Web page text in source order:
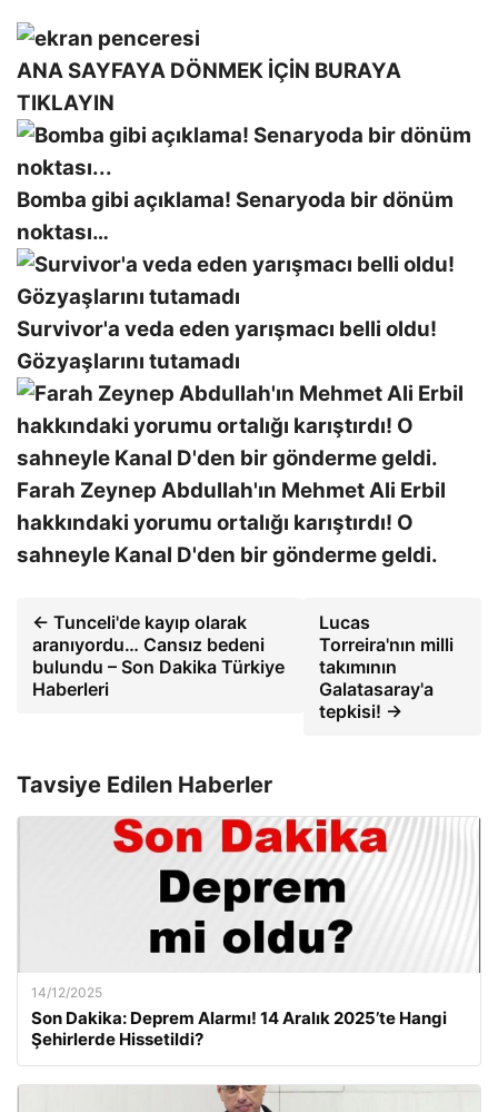
ANA SAYFAYA DÖNMEK İÇİN BURAYA
TIKLAYIN
Bomba gibi açıklama! Senaryoda bir dönüm
noktası…
Survivor'a veda eden yarışmacı belli oldu!
Gözyaşlarını tutamadı
Farah Zeynep Abdullah'ın Mehmet Ali Erbil
hakkındaki yorumu ortalığı karıştırdı! O
sahneyle Kanal D'den bir gönderme geldi.
← Tunceli'de kayıp olarak
aranıyordu… Cansız bedeni
bulundu – Son Dakika Türkiye
Haberleri
Lucas
Torreira'nın milli
takımının
Galatasaray'a
tepkisi! →
Tavsiye Edilen Haberler
14/12/2025
Son Dakika: Deprem Alarmı! 14 Aralık 2025’te Hangi
Şehirlerde Hissetildi?